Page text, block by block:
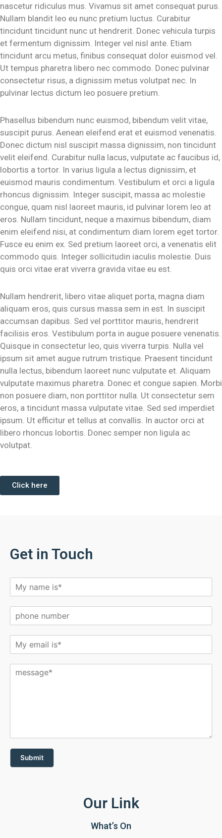
nascetur ridiculus mus. Vivamus sit amet consequat purus.
Nullam blandit leo eu nunc pretium luctus. Curabitur
tincidunt tincidunt nunc ut hendrerit. Donec vehicula turpis
et fermentum dignissim. Integer vel nisl ante. Etiam
tincidunt arcu metus, finibus consequat dolor euismod vel.
Ut tempus pharetra libero nec commodo. Donec pulvinar
consectetur risus, a dignissim metus volutpat nec. In
pulvinar lectus dictum leo posuere pretium.
Phasellus bibendum nunc euismod, bibendum velit vitae,
suscipit purus. Aenean eleifend erat et euismod venenatis.
Donec dictum nisl suscipit massa dignissim, non tincidunt
velit eleifend. Curabitur nulla lacus, vulputate ac faucibus id,
lobortis a tortor. In varius ligula a lectus dignissim, et
euismod mauris condimentum. Vestibulum et orci a ligula
rhoncus dignissim. Integer suscipit, massa ac molestie
congue, quam nisl laoreet mauris, id pulvinar lorem leo at
eros. Nullam tincidunt, neque a maximus bibendum, diam
enim eleifend nisi, at condimentum diam lorem eget tortor.
Fusce eu enim ex. Sed pretium laoreet orci, a venenatis elit
commodo quis. Integer sollicitudin iaculis molestie. Duis
quis orci vitae erat viverra gravida vitae eu est.
Nullam hendrerit, libero vitae aliquet porta, magna diam
aliquam eros, quis cursus massa sem in est. In suscipit
accumsan dapibus. Sed vel porttitor mauris, hendrerit
facilisis eros. Vestibulum porta in augue posuere venenatis.
Quisque in consectetur leo, quis viverra turpis. Nulla vel
ipsum sit amet augue rutrum tristique. Praesent tincidunt
nulla lectus, bibendum laoreet nunc vulputate et. Aliquam
vulputate maximus pharetra. Donec et congue sapien. Morbi
non posuere diam, non porttitor nulla. Ut consectetur sem
eros, a tincidunt massa vulputate vitae. Sed sed imperdiet
ipsum. Ut efficitur et tellus at convallis. In auctor orci at
libero rhoncus lobortis. Donec semper non ligula ac
volutpat.
Click here
Get in Touch
Submit
Our Link
What’s On